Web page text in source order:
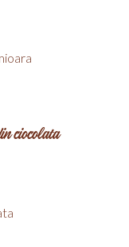
ciocolata